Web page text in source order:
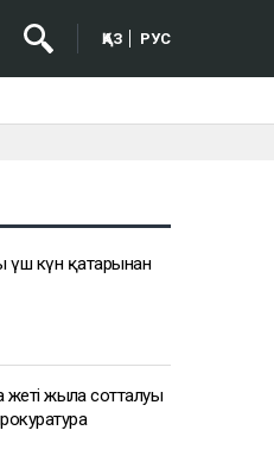
ҚАЗ РУС
үш күн қатарынан
жылға сотталуы